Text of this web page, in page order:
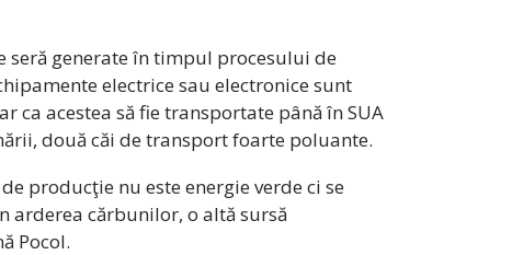
seră generate în timpul procesului de
electrice sau electronice sunt
ca acestea să fie transportate până în SUA
două căi de transport foarte poluante.
producţie nu este energie verde ci se
cărbunilor, o altă sursă
Pocol.